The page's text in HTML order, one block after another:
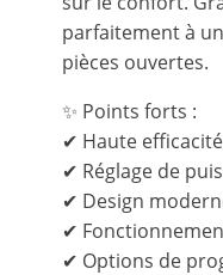
parfaitement à
pièces ouvertes.
✨ Points forts :
✔ Haute
✔ Réglage de
✔ Design
✔
✔ Options de